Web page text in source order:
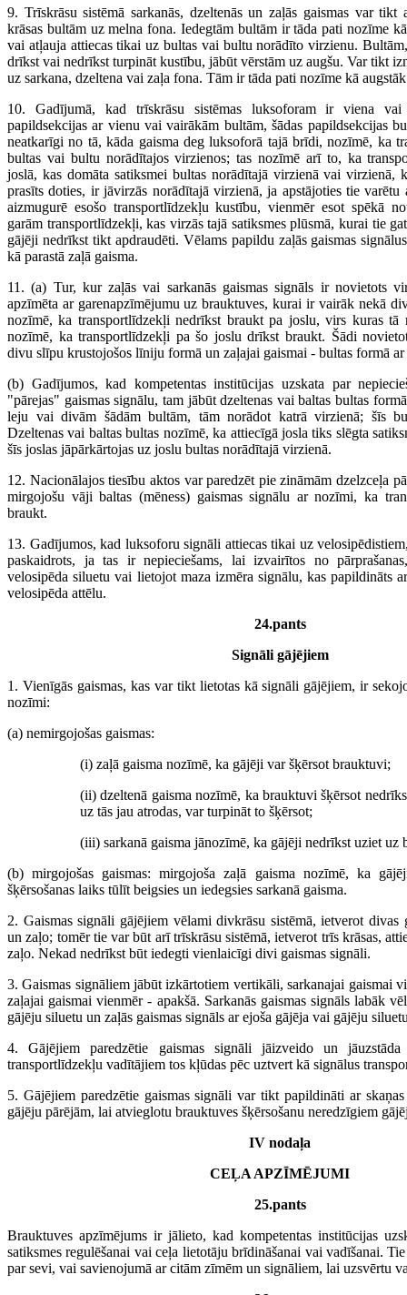
9. Trīskrāsu sistēmā sarkanās, dzeltenās un zaļās gaismas var tikt
krāsas bultām uz melna fona. Iedegtām bultām ir tāda pati nozīme
vai atļauja attiecas tikai uz bultas vai bultu norādīto virzienu.
drīkst vai nedrīkst turpināt kustību, jābūt vērstām uz augšu. Var tikt
uz sarkana, dzeltena vai zaļa fona. Tām ir tāda pati nozīme kā
10. Gadījumā, kad trīskrāsu sistēmas luksoforam ir viena vai
papildsekcijas ar vienu vai vairākām bultām, šādas papildsekcijas
neatkarīgi no tā, kāda gaisma deg luksoforā tajā brīdi, nozīmē, ka
bultas vai bultu norādītajos virzienos; tas nozīmē arī to, ka
joslā, kas domāta satiksmei bultas norādītajā virzienā vai virzienā,
prasīts doties, ir jāvirzās norādītajā virzienā, ja apstājoties tie varētu
aizmugurē esošo transportlīdzekļu kustību, vienmēr esot spēkā
garām transportlīdzekļi, kas virzās tajā satiksmes plūsmā, kurai tie
gājēji nedrīkst tikt apdraudēti. Vēlams papildu zaļās gaismas
kā parastā zaļā gaisma.
11. (a) Tur, kur zaļās vai sarkanās gaismas signāls ir novietots
apzīmēta ar garenapzīmējumu uz brauktuves, kurai ir vairāk nekā
nozīmē, ka transportlīdzekļi nedrīkst braukt pa joslu, virs kuras tā
nozīmē, ka transportlīdzekļi pa šo joslu drīkst braukt. Šādi
divu slīpu krustojošos līniju formā un zaļajai gaismai - bultas formā
(b) Gadījumos, kad kompetentas institūcijas uzskata par
"pārejas" gaismas signālu, tam jābūt dzeltenas vai baltas bultas
leju vai divām šādām bultām, tām norādot katrā virzienā; šīs
Dzeltenas vai baltas bultas nozīmē, ka attiecīgā josla tiks slēgta
šīs joslas jāpārkārtojas uz joslu bultas norādītajā virzienā.
12. Nacionālajos tiesību aktos var paredzēt pie zināmām dzelzceļa
mirgojošu vāji baltas (mēness) gaismas signālu ar nozīmi, ka
braukt.
13. Gadījumos, kad luksoforu signāli attiecas tikai uz
paskaidrots, ja tas ir nepieciešams, lai izvairītos no
velosipēda siluetu vai lietojot maza izmēra signālu, kas papildināts
velosipēda attēlu.
24.pants
Signāli gājējiem
1. Vienīgās gaismas, kas var tikt lietotas kā signāli gājējiem, ir
nozīmi:
(a) nemirgojošas gaismas:
(i) zaļā gaisma nozīmē, ka gājēji var šķērsot brauktuvi;
(ii) dzeltenā gaisma nozīmē, ka brauktuvi šķērsot
uz tās jau atrodas, var turpināt to šķērsot;
(iii) sarkanā gaisma jānozīmē, ka gājēji nedrīkst uziet uz
(b) mirgojošas gaismas: mirgojoša zaļā gaisma nozīmē, ka
šķērsošanas laiks tūlīt beigsies un iedegsies sarkanā gaisma.
2. Gaismas signāli gājējiem vēlami divkrāsu sistēmā, ietverot divas
un zaļo; tomēr tie var būt arī trīskrāsu sistēmā, ietverot trīs krāsas,
zaļo. Nekad nedrīkst būt iedegti vienlaicīgi divi gaismas signāli.
3. Gaismas signāliem jābūt izkārtotiem vertikāli, sarkanajai gaismai
zaļajai gaismai vienmēr - apakšā. Sarkanās gaismas signāls labāk
gājēju siluetu un zaļās gaismas signāls ar ejoša gājēja vai gājēju
4. Gājējiem paredzētie gaismas signāli jāizveido un
transportlīdzekļu vadītājiem tos kļūdas pēc uztvert kā signālus
5. Gājējiem paredzētie gaismas signāli var tikt papildināti ar
gājēju pārējām, lai atvieglotu brauktuves šķērsošanu neredzīgiem
IV nodaļa
CEĻA APZĪMĒJUMI
25.pants
Brauktuves apzīmējums ir jālieto, kad kompetentas institūcijas
satiksmes regulēšanai vai ceļa lietotāju brīdināšanai vai vadīšanai.
par sevi, vai savienojumā ar citām zīmēm un signāliem, lai uzsvērtu